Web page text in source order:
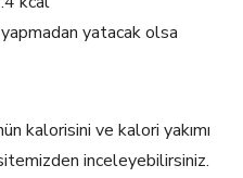
yapmadan yatacak olsa
kalorisini ve kalori yakımı
inceleyebilirsiniz.